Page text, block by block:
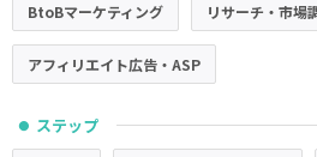
BtoBマーケティング リサーチ・市場
アフィリエイト広告・ASP
● ステップ